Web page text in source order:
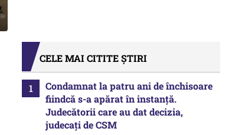
CELE MAI CITITE ȘTIRI
Condamnat la patru ani de închisoare
fiindcă s-a apărat în instanță.
Judecătorii care au dat decizia,
judecați de CSM